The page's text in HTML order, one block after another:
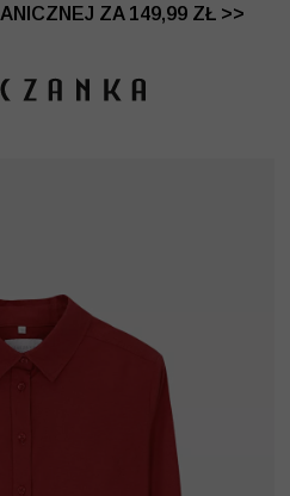
ZA 149,99 ZŁ >>
NA DRUGI I TRZECI